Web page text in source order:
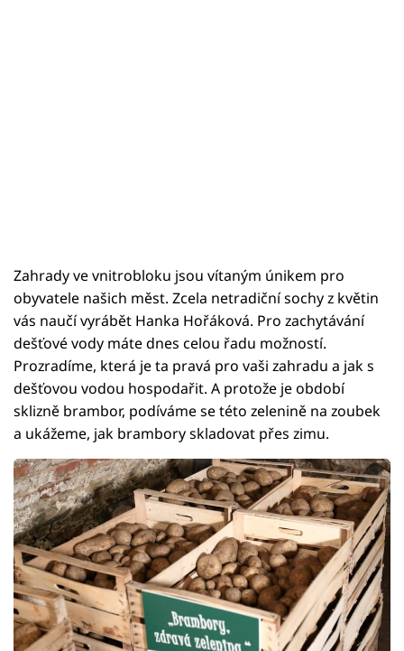
Zahrady ve vnitrobloku jsou vítaným únikem pro
obyvatele našich měst. Zcela netradiční sochy z květin
vás naučí vyrábět Hanka Hořáková. Pro zachytávání
dešťové vody máte dnes celou řadu možností.
Prozradíme, která je ta pravá pro vaši zahradu a jak s
dešťovou vodou hospodařit. A protože je období
sklizně brambor, podíváme se této zelenině na zoubek
a ukážeme, jak brambory skladovat přes zimu.